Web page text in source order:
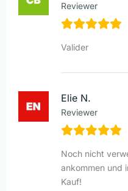
Reviewer
Valider
Elie N.
Reviewer
Noch nicht
ankommen und
Kauf!